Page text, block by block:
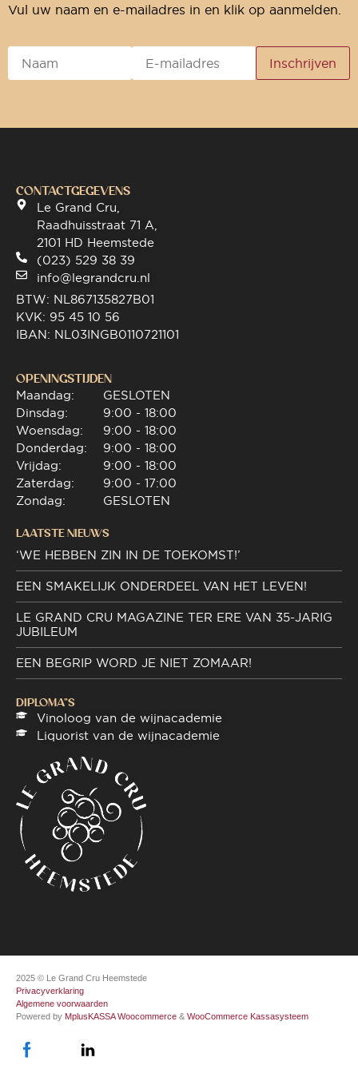
Vul uw naam en e-mailadres in en klik op aanmelden.
CONTACTGEGEVENS
Le Grand Cru,
Raadhuisstraat 71 A,
2101 HD Heemstede
(023) 529 38 39
info@legrandcru.nl
BTW: NL867135827B01
KVK: 95 45 10 56
IBAN: NL03INGB0110721101
OPENINGSTIJDEN
Maandag:
Dinsdag:
Woensdag:
Donderdag:
Vrijdag:
Zaterdag:
Zondag:
GESLOTEN
9:00 - 18:00
9:00 - 18:00
9:00 - 18:00
9:00 - 18:00
9:00 - 17:00
GESLOTEN
LAATSTE NIEUWS
‘WE HEBBEN ZIN IN DE TOEKOMST!’
EEN SMAKELIJK ONDERDEEL VAN HET LEVEN!
LE GRAND CRU MAGAZINE TER ERE VAN 35-JARIG
JUBILEUM
EEN BEGRIP WORD JE NIET ZOMAAR!
DIPLOMA"S
Vinoloog van de wijnacademie
Liquorist van de wijnacademie
2025 © Le Grand Cru Heemstede
Privacyverklaring
Algemene voorwaarden
Powered by MplusKASSA Woocommerce & WooCommerce Kassasysteem